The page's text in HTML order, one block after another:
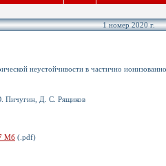
1 номер 2020 г.
неустойчивости в частично
Д. С. Рящиков
Мб (.pdf)